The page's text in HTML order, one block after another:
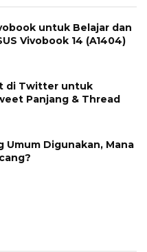
untuk Belajar dan
Vivobook 14 (A1404)
di Twitter untuk
Panjang & Thread
Umum Digunakan, Mana